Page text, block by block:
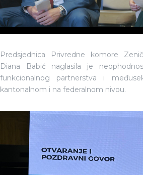
Predsjednica Privredne komore
Diana Babić naglasila je
funkcionalnog partnerstva i
kantonalnom i na federalnom nivou.